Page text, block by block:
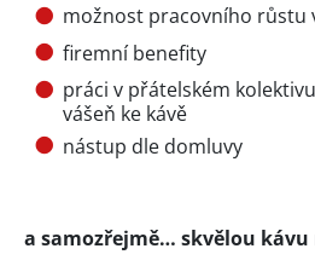
možnost pracovního růstu
firemní benefity
práci v přátelském
vášeň ke kávě
nástup dle domluvy
a samozřejmě… skvělou